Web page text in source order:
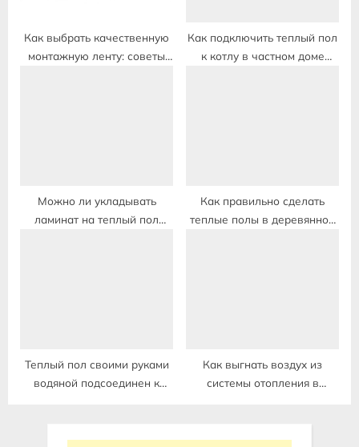
Как выбрать качественную
монтажную ленту: советы
Как подключить теплый пол
к котлу в частном доме
Можно ли укладывать
ламинат на теплый пол
Как правильно сделать
теплые полы в деревянном
Теплый пол своими руками
водяной подсоединен к
Как выгнать воздух из
системы отопления в